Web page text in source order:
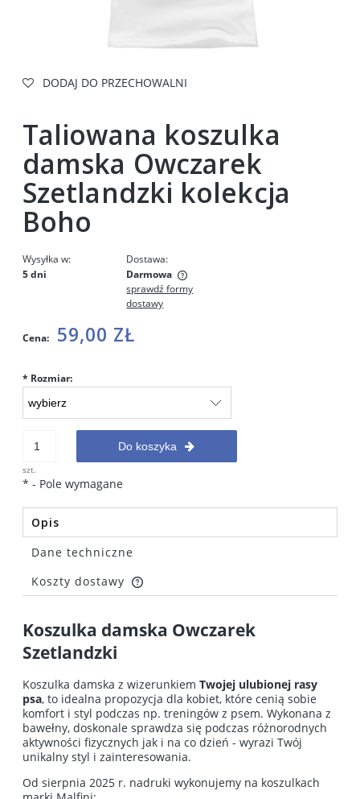
DODAJ DO PRZECHOWALNI
Taliowana koszulka
damska Owczarek
Szetlandzki kolekcja
Boho
Wysyłka w:
5 dni
Dostawa:
Darmowa
Cena nie zawiera ewentualnych kosztów płatności
sprawdź formy
dostawy
Cena: 59,00 ZŁ
* Rozmiar:
szt.
Do koszyka
* - Pole wymagane
Opis
Dane techniczne
Koszty dostawy
Cena nie zawiera ewentualnych kosztów płatności
Koszulka damska Owczarek
Szetlandzki
Koszulka damska z wizerunkiem Twojej ulubionej rasy
psa, to idealna propozycja dla kobiet, które cenią sobie
komfort i styl podczas np. treningów z psem. Wykonana z
bawełny, doskonale sprawdza się podczas różnorodnych
aktywności fizycznych jak i na co dzień - wyrazi Twój
unikalny styl i zainteresowania.
Od sierpnia 2025 r. nadruki wykonujemy na koszulkach